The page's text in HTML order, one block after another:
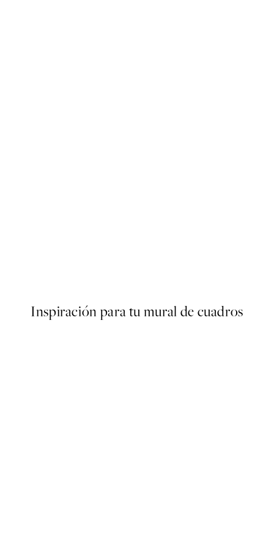
Inspiración para tu mural de cuadros